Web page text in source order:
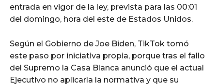
entrada en vigor de la ley, prevista para las 00:01
del domingo, hora del este de Estados Unidos.
Según el Gobierno de Joe Biden, TikTok tomó
este paso por iniciativa propia, porque tras el fallo
del Supremo la Casa Blanca anunció que el actual
Ejecutivo no aplicaría la normativa y que su